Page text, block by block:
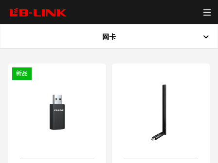
产品中心
网卡
USB无线网卡
新品